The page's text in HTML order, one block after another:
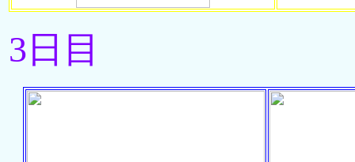
3日目